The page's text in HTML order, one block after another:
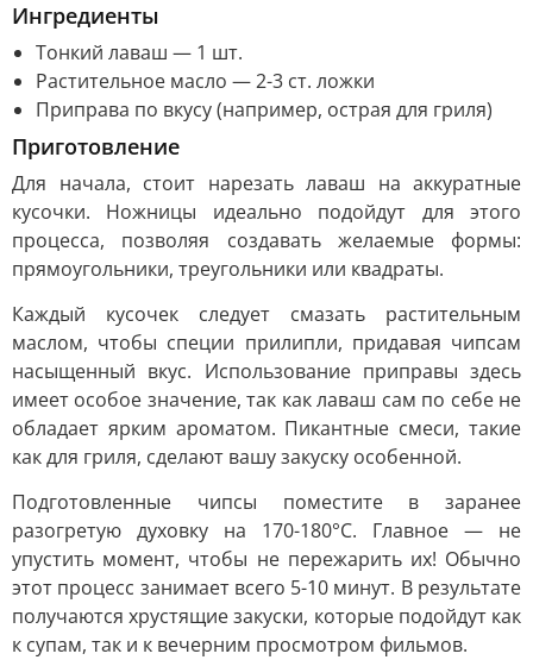
Ингредиенты
Тонкий лаваш — 1 шт.
Растительное масло — 2-3 ст. ложки
Приправа по вкусу (например, острая для гриля)
Приготовление
Для начала, стоит нарезать лаваш на аккуратные
кусочки. Ножницы идеально подойдут для этого
процесса, позволяя создавать желаемые формы:
прямоугольники, треугольники или квадраты.
Каждый кусочек следует смазать растительным
маслом, чтобы специи прилипли, придавая чипсам
насыщенный вкус. Использование приправы здесь
имеет особое значение, так как лаваш сам по себе не
обладает ярким ароматом. Пикантные смеси, такие
как для гриля, сделают вашу закуску особенной.
Подготовленные чипсы поместите в заранее
разогретую духовку на 170-180°C. Главное — не
упустить момент, чтобы не пережарить их! Обычно
этот процесс занимает всего 5-10 минут. В результате
получаются хрустящие закуски, которые подойдут как
к супам, так и к вечерним просмотром фильмов.